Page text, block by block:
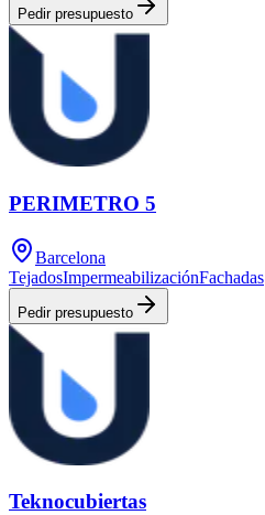
Pedir presupuesto
PERIMETRO 5
Barcelona
TejadosImpermeabilizaciónFachadas
Pedir presupuesto
Teknocubiertas